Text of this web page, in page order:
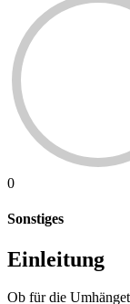
0
Sonstiges
Einleitung
Ob für die